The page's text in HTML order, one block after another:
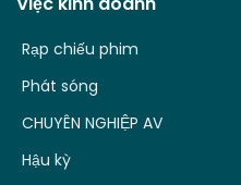
Hậu kỳ
CHUYÊN NGHIỆP AV
Phát sóng
Rạp chiếu phim